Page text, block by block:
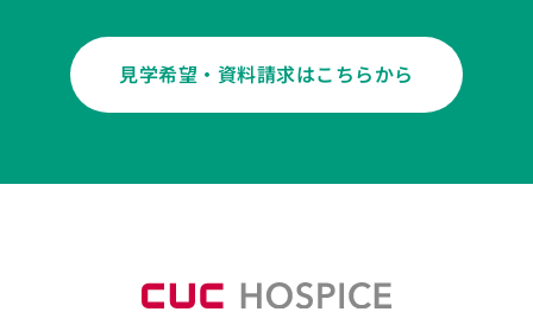
見学希望・資料請求はこちらから